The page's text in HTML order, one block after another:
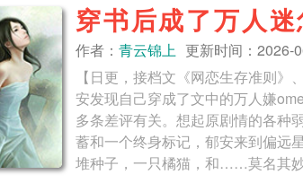
穿书后成了万人
作者： 青云锦上 更新时间：2026-
【日更，接档文《网恋生存准则
安发现自己穿成了文中的万人嫌
多条差评有关。想起原剧情的各种
蓄和一个终身标记，郁安来到偏远
堆种子，一只橘猫，和……莫名其